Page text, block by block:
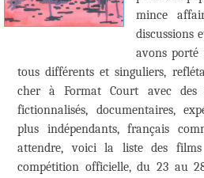
mince
discussions
avons
tous différents et singuliers,
cher à Format Court avec des
fictionnalisés, documentaires,
plus indépendants, français
attendre, voici la liste des
compétition officielle, du 23 au